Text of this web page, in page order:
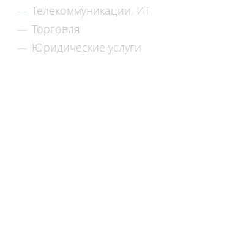
Телекоммуникации, ИТ
Торговля
Юридические услуги